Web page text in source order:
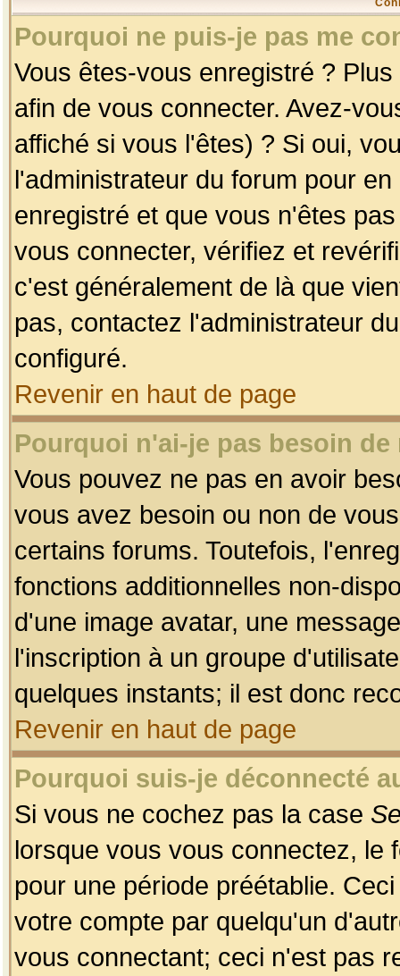
Pourquoi ne puis-je pas me
Vous êtes-vous enregistré ?
afin de vous connecter. Avez-
affiché si vous l'êtes) ? Si oui,
l'administrateur du forum pour
enregistré et que vous n'êtes
vous connecter, vérifiez et
c'est généralement de là que
pas, contactez l'administrateur
configuré.
Revenir en haut de page
Pourquoi n'ai-je pas besoin
Vous pouvez ne pas en avoir
vous avez besoin ou non de
certains forums. Toutefois,
fonctions additionnelles non-
d'une image avatar, une
l'inscription à un groupe
quelques instants; il est donc
Revenir en haut de page
Pourquoi suis-je déconnecté
Si vous ne cochez pas la case
lorsque vous vous connectez, le
pour une période préétablie.
votre compte par quelqu'un
vous connectant; ceci n'est pas